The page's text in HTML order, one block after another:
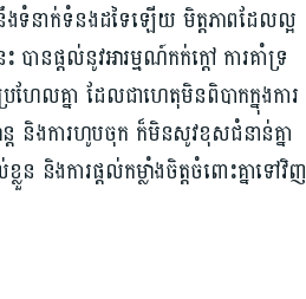
ទំនាក់ទំនង​ដទៃឡើយ មិត្ត​ភាព​ដែល​ល្អ
ាន​ផ្តល់នូវ​អារម្មណ៍​កក់ក្តៅ ការគាំទ្រ
ហែលគ្នា ​ដែលជា​ហេតុមិនពិបាក​ក្នុងការ​
ត​ និង​ការ​ហូបចុក ក៏មិន​សូវខុស​ជំនាន់​គ្នា
និង​ការ​ផ្តល់​កម្លាំងចិត្ត​ចំពោះ​គ្នាទៅវិញ​